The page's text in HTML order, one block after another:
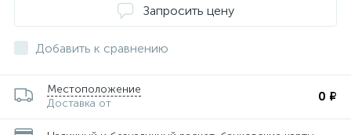
Запросить цену
Добавить к сравнению
Местоположение
Доставка от
0 ₽